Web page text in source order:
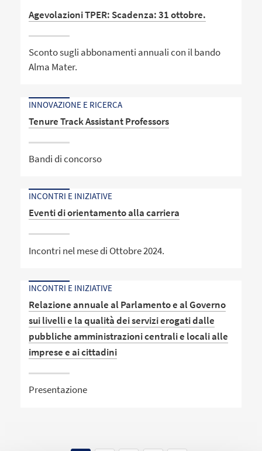
Agevolazioni TPER: Scadenza: 31 ottobre.
Sconto sugli abbonamenti annuali con il bando
Alma Mater.
INNOVAZIONE E RICERCA
Tenure Track Assistant Professors
Bandi di concorso
INCONTRI E INIZIATIVE
Eventi di orientamento alla carriera
Incontri nel mese di Ottobre 2024.
INCONTRI E INIZIATIVE
Relazione annuale al Parlamento e al Governo
sui livelli e la qualità dei servizi erogati dalle
pubbliche amministrazioni centrali e locali alle
imprese e ai cittadini
Presentazione